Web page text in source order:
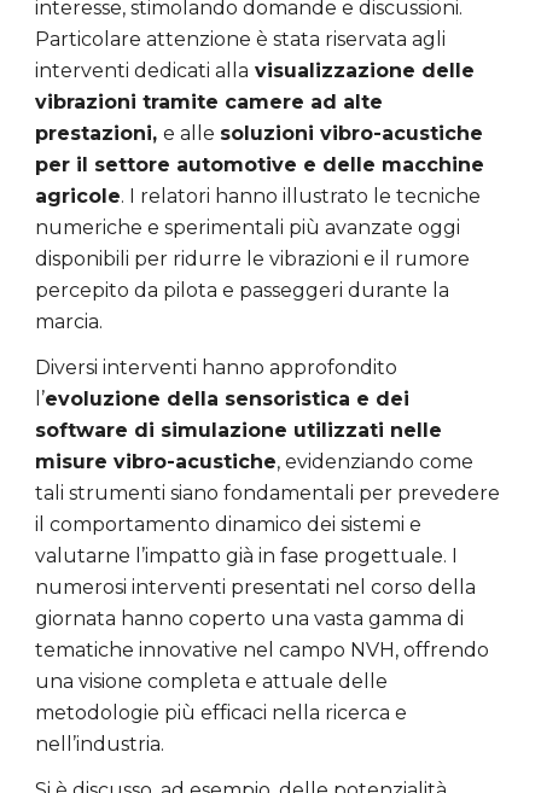
interesse, stimolando domande e discussioni.
Particolare attenzione è stata riservata agli
interventi dedicati alla visualizzazione delle
vibrazioni tramite camere ad alte
prestazioni,e alle soluzioni vibro-acustiche
per il settore automotive e delle macchine
agricole. I relatori hanno illustrato le tecniche
numeriche e sperimentali più avanzate oggi
disponibili per ridurre le vibrazioni e il rumore
percepito da pilota e passeggeri durante la
marcia.
Diversi interventi hanno approfondito
l’evoluzione della sensoristica e dei
software di simulazione utilizzati nelle
misure vibro-acustiche, evidenziando come
tali strumenti siano fondamentali per prevedere
il comportamento dinamico dei sistemi e
valutarne l’impatto già in fase progettuale. I
numerosi interventi presentati nel corso della
giornata hanno coperto una vasta gamma di
tematiche innovative nel campo NVH, offrendo
una visione completa e attuale delle
metodologie più efficaci nella ricerca e
nell’industria.